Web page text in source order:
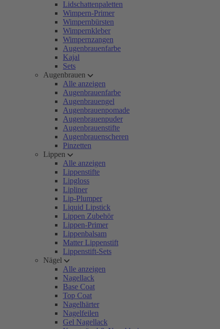
Lidschattenpaletten
Wimpern-Primer
Wimpernbürsten
Wimpernkleber
Wimpernzangen
Augenbrauenfarbe
Kajal
Sets
Augenbrauen
Alle anzeigen
Augenbrauenfarbe
Augenbrauengel
Augenbrauenpomade
Augenbrauenpuder
Augenbrauenstifte
Augenbrauenscheren
Pinzetten
Lippen
Alle anzeigen
Lippenstifte
Lipgloss
Lipliner
Lip-Plumper
Liquid Lipstick
Lippen Zubehör
Lippen-Primer
Lippenbalsam
Matter Lippenstift
Lippenstift-Sets
Nägel
Alle anzeigen
Nagellack
Base Coat
Top Coat
Nagelhärter
Nagelfeilen
Gel Nagellack